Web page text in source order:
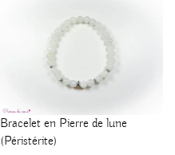
Bracelet en Pierre de lune
(Péristérite)